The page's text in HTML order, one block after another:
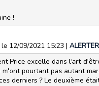
!
le 12/09/2021 15:23 | ALERTER
Price excelle dans l'art
m'ont pourtant pas autant
derniers ? Le deuxième